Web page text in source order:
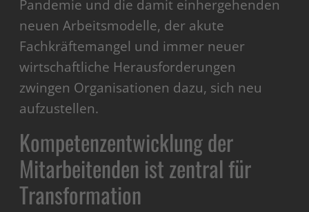
Pandemie und die damit einhergehenden
neuen Arbeitsmodelle, der akute
Fachkräftemangel und immer neuer
wirtschaftliche Herausforderungen
zwingen Organisationen dazu, sich neu
aufzustellen.
Kompetenzentwicklung der
Mitarbeitenden ist zentral für
Transformation